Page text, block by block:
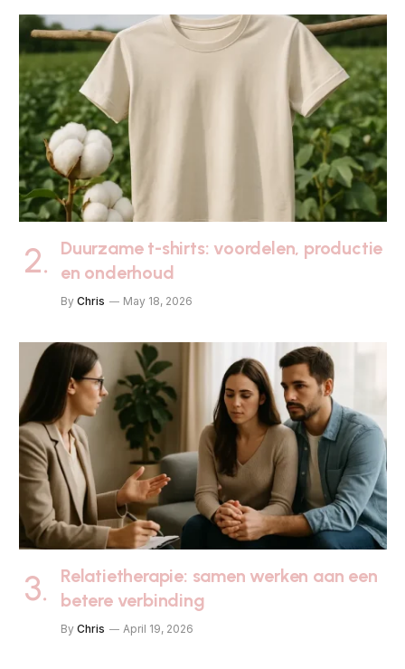
Duurzame t-shirts: voordelen, productie
en onderhoud
By Chris May 18, 2026
Relatietherapie: samen werken aan een
betere verbinding
By Chris April 19, 2026